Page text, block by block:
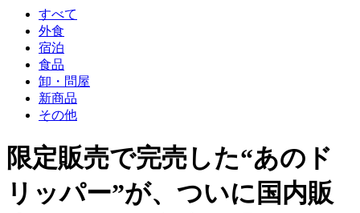
すべて
外食
宿泊
食品
卸・問屋
新商品
その他
限定販売で完売した“あのド
リッパー”が、ついに国内販